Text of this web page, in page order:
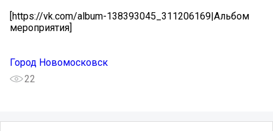
[https://vk.com/album-138393045_311206169|Альбом
мероприятия]
Город Новомосковск
22